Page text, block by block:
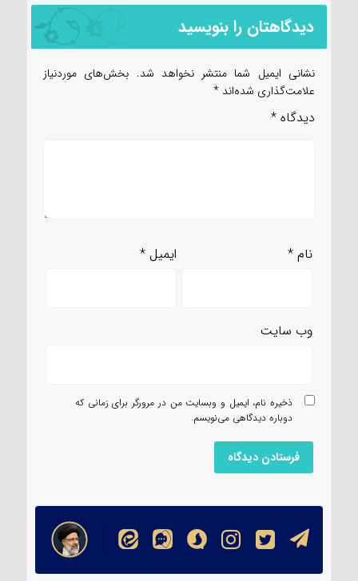
دیدگاهتان را بنویسید
نشانی ایمیل شما منتشر نخواهد شد. بخش‌های موردنیاز
علامت‌گذاری شده‌اند *
دیدگاه *
نام* ایمیل*
وب‌ سایت
ذخیره نام، ایمیل و وبسایت من در مرورگر برای زمانی که
دوباره دیدگاهی می‌نویسم.